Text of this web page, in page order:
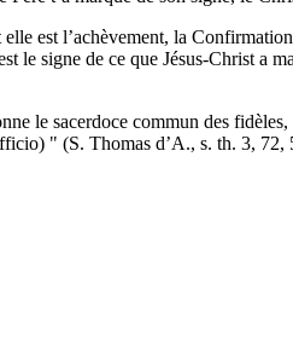
est l’achèvement, la
le signe de ce que Jésus-Christ a
le sacerdoce commun des
" (S. Thomas d’A., s. th. 3, 72,